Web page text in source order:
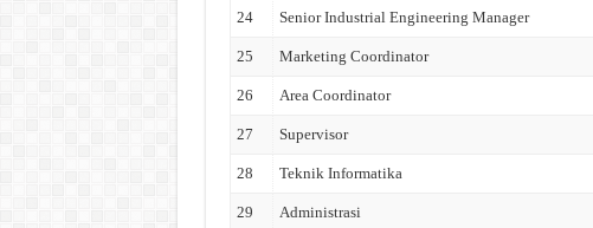
24 Senior Industrial Engineering Manager
25 Marketing Coordinator
26 Area Coordinator
27 Supervisor
28 Teknik Informatika
29 Administrasi